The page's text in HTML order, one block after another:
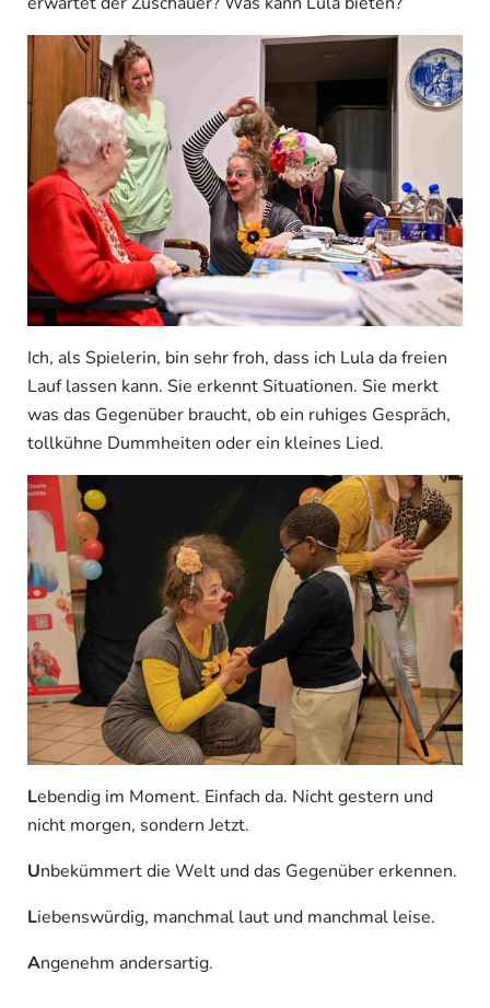
Ich, als Spielerin, bin sehr froh, dass ich Lula da freien
Lauf lassen kann. Sie erkennt Situationen. Sie merkt
was das Gegenüber braucht, ob ein ruhiges Gespräch,
tollkühne Dummheiten oder ein kleines Lied.
Lebendig im Moment. Einfach da. Nicht gestern und
nicht morgen, sondern Jetzt.
Unbekümmert die Welt und das Gegenüber erkennen.
Liebenswürdig, manchmal laut und manchmal leise.
Angenehm andersartig.